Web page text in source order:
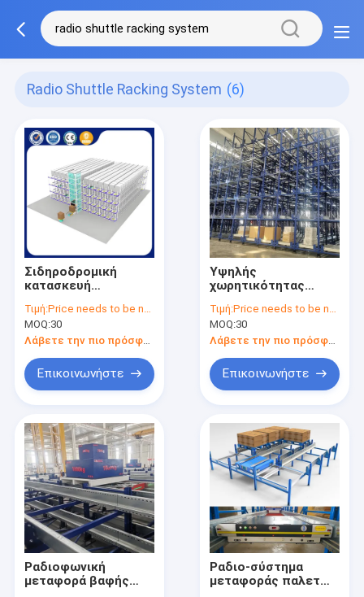
Radio Shuttle Racking System (6)
Σιδηροδρομική
κατασκευή
Rack Pallet Racking
Πλήρως ρυθμιζόμενο
σχεδιασμό
Τιμή:Price needs to be negotiated
MOQ:30
Λάβετε την πιο πρόσφατη τιμή
Επικοινωνήστε
Υψηλής
χωρητικότητας
Αποθήκευση
Ραδιομεταφορέας
Συστήματα ράφων
Χάλυβα Καλύψη σε
σκόνη Επεξεργασία
επιφάνειας
Τιμή:Price needs to be negotiated
MOQ:30
Επικοινωνήστε
Ραδιοφωνική
μεταφορά βαφής
Ραδιο-σύστημα
μεταφοράς παλετών